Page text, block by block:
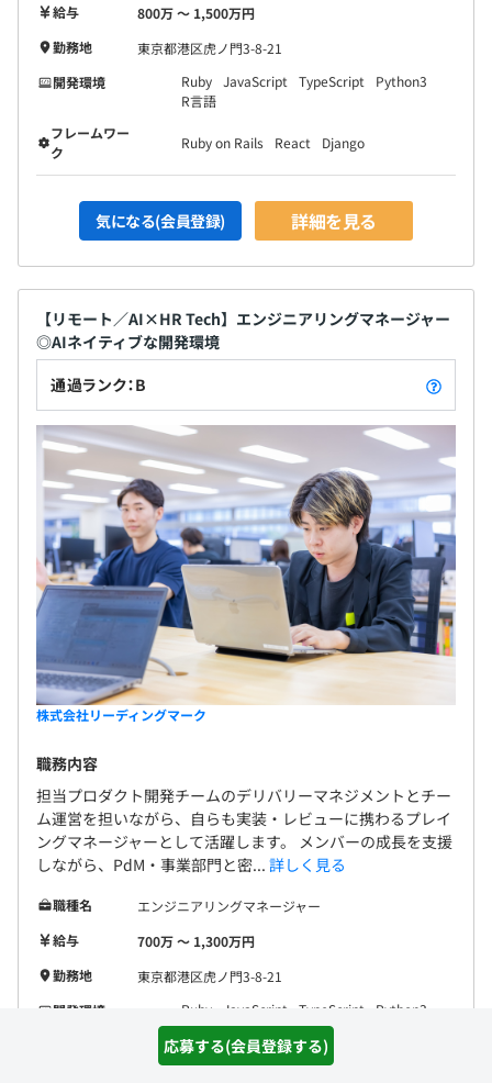
応募する(会員登録する)
給与
800万 〜 1,500万円
勤務地
東京都港区虎ノ門3-8-21
開発環境
Ruby JavaScript TypeScript
Python3
R言語
フレームワー
ク
Ruby on Rails React Django
気になる(会員登録) 詳細を見る
【リモート／AI×HR Tech】エンジニアリングマネージャー
◎AIネイティブな開発環境
通過ランク：B
株式会社リーディングマーク
職務内容
担当プロダクト開発チームのデリバリーマネジメントとチー
ム運営を担いながら、自らも実装・レビューに携わるプレイ
ングマネージャーとして活躍します。 メンバーの成長を支援
しながら、PdM・事業部門と密... 詳しく見る
職種名
エンジニアリングマネージャー
給与
700万 〜 1,300万円
勤務地
東京都港区虎ノ門3-8-21
開発環境
Ruby JavaScript TypeScript
Python3
R言語
Ruby on Rails React Django